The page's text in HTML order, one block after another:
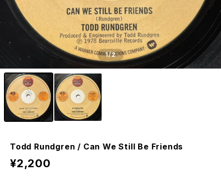
1/2
Todd Rundgren / Can We Still Be Friends
¥2,200